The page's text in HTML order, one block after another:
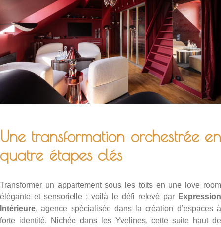
Une transformation orchestrée en
quatre étapes clés
Transformer un appartement sous les toits en une love room
élégante et sensorielle : voilà le défi relevé par Expression
Intérieure, agence spécialisée dans la création d’espaces à
forte identité. Nichée dans les Yvelines, cette suite haut de